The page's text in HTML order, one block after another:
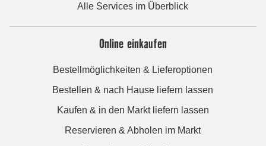
Alle Services im Überblick
Online einkaufen
Bestellmöglichkeiten & Lieferoptionen
Bestellen & nach Hause liefern lassen
Kaufen & in den Markt liefern lassen
Reservieren & Abholen im Markt